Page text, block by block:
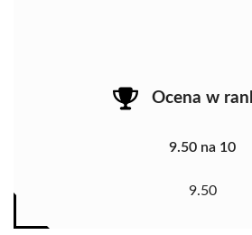
Ocena w
9.50 na 10
9.50